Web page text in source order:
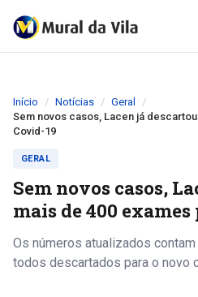
Início Notícias
Geral
Sem novos casos, Lacen já
Covid-19
GERAL
Sem novos casos,
mais de 400 exames
Os números atualizados
todos descartados para o novo